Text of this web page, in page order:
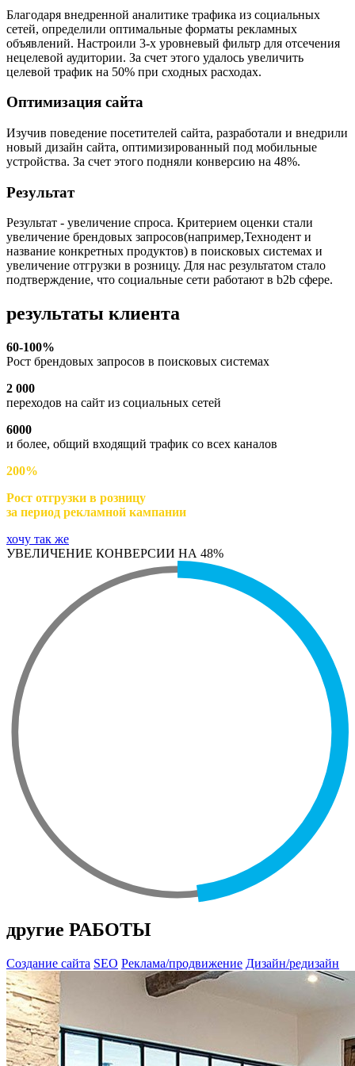
Благодаря внедренной аналитике трафика из социальных
сетей, определили оптимальные форматы рекламных
объявлений. Настроили 3-х уровневый фильтр для отсечения
нецелевой аудитории. За счет этого удалось увеличить
целевой трафик на 50% при сходных расходах.
Оптимизация сайта
Изучив поведение посетителей сайта, разработали и внедрили
новый дизайн сайта, оптимизированный под мобильные
устройства. За счет этого подняли конверсию на 48%.
Результат
Результат - увеличение спроса. Критерием оценки стали
увеличение брендовых запросов(например,Технодент и
название конкретных продуктов) в поисковых системах и
увеличение отгрузки в розницу. Для нас результатом стало
подтверждение, что социальные сети работают в b2b сфере.
результаты клиента
60-100%
Рост брендовых запросов в поисковых системах
2 000
переходов на сайт из социальных сетей
6000
и более, общий входящий трафик со всех каналов
200%
Рост отгрузки в розницу
за период рекламной кампании
хочу так же
УВЕЛИЧЕНИЕ КОНВЕРСИИ НА 48%
другие РАБОТЫ
Создание сайта SEO Реклама/продвижение Дизайн/редизайн